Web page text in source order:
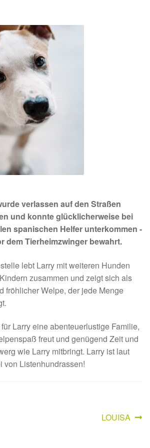
2026
– Januar bis Juni 2026
2025
2025
2024
2023
2023
2022
2022
2021
verlassen auf den Straßen
und konnte glücklicherweise bei
spanischen Helfer unterkommen -
dem Tierheimzwinger bewahrt.
lebt Larry mit weiteren Hunden
zusammen und zeigt sich als
fröhlicher Welpe, der jede Menge
Larry eine abenteuerlustige Familie,
freut und genügend Zeit und
wie Larry mitbringt. Larry ist laut
von Listenhundrassen!
Nächster
LOUISA